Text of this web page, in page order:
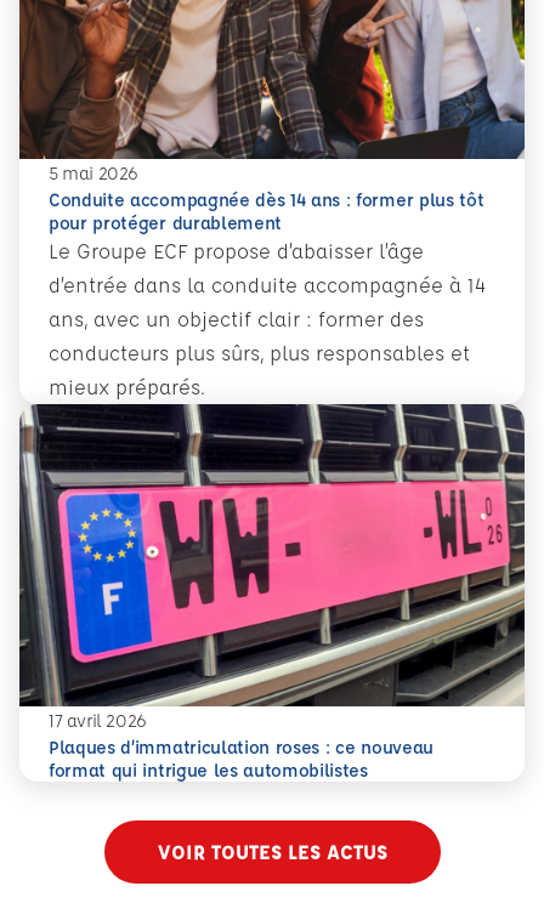
5 mai 2026
Conduite accompagnée dès 14 ans : former plus tôt
pour protéger durablement
Le Groupe ECF propose d’abaisser l’âge
d’entrée dans la conduite accompagnée à 14
ans, avec un objectif clair : former des
conducteurs plus sûrs, plus responsables et
mieux préparés.
En savoir plus
Conduite accompagnée dès 14 ans : former plus tôt pour
17 avril 2026
Plaques d’immatriculation roses : ce nouveau
format qui intrigue les automobilistes
En savoir plus
Plaques d’immatriculation roses : ce nouveau format
VOIR TOUTES LES ACTUS